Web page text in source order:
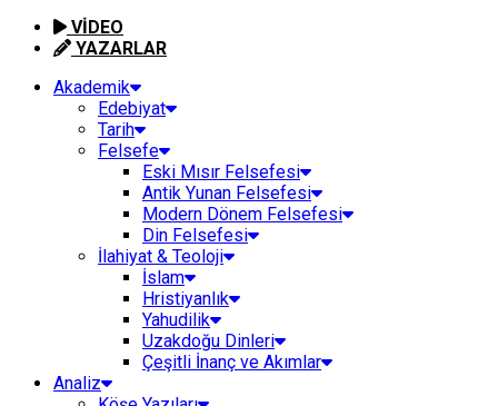
VİDEO
YAZARLAR
Akademik
Edebiyat
Tarih
Felsefe
Eski Mısır Felsefesi
Antik Yunan Felsefesi
Modern Dönem Felsefesi
Din Felsefesi
İlahiyat & Teoloji
İslam
Hristiyanlık
Yahudilik
Uzakdoğu Dinleri
Çeşitli İnanç ve Akımlar
Analiz